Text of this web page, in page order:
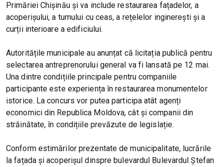
Primăriei Chișinău și va include restaurarea fațadelor, a
acoperișului, a turnului cu ceas, a rețelelor inginerești și a
curții interioare a edificiului.
Autoritățile municipale au anunțat că licitația publică pentru
selectarea antreprenorului general va fi lansată pe 12 mai.
Una dintre condițiile principale pentru companiile
participante este experiența în restaurarea monumentelor
istorice. La concurs vor putea participa atât agenți
economici din Republica Moldova, cât și companii din
străinătate, în condițiile prevăzute de legislație.
Conform estimărilor prezentate de municipalitate, lucrările
la fațada și acoperișul dinspre bulevardul Bulevardul Ștefan